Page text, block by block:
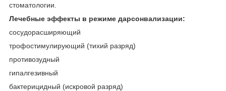
стоматологии.
Лечебные эффекты в режиме дарсонвализации:
сосудорасширяющий
трофостимулирующий (тихий разряд)
противозудный
гипалгезивный
бактерицидный (искровой разряд)